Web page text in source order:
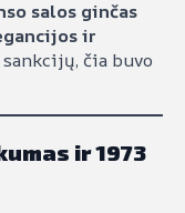
salos ginčas
ir
čia buvo
ir 1973